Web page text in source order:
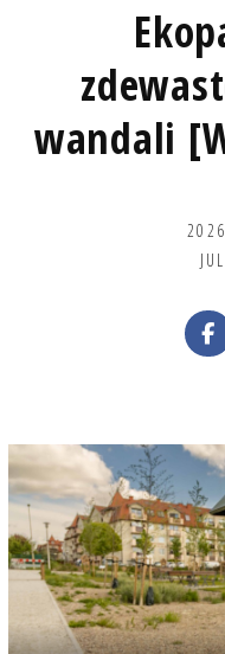
wandali